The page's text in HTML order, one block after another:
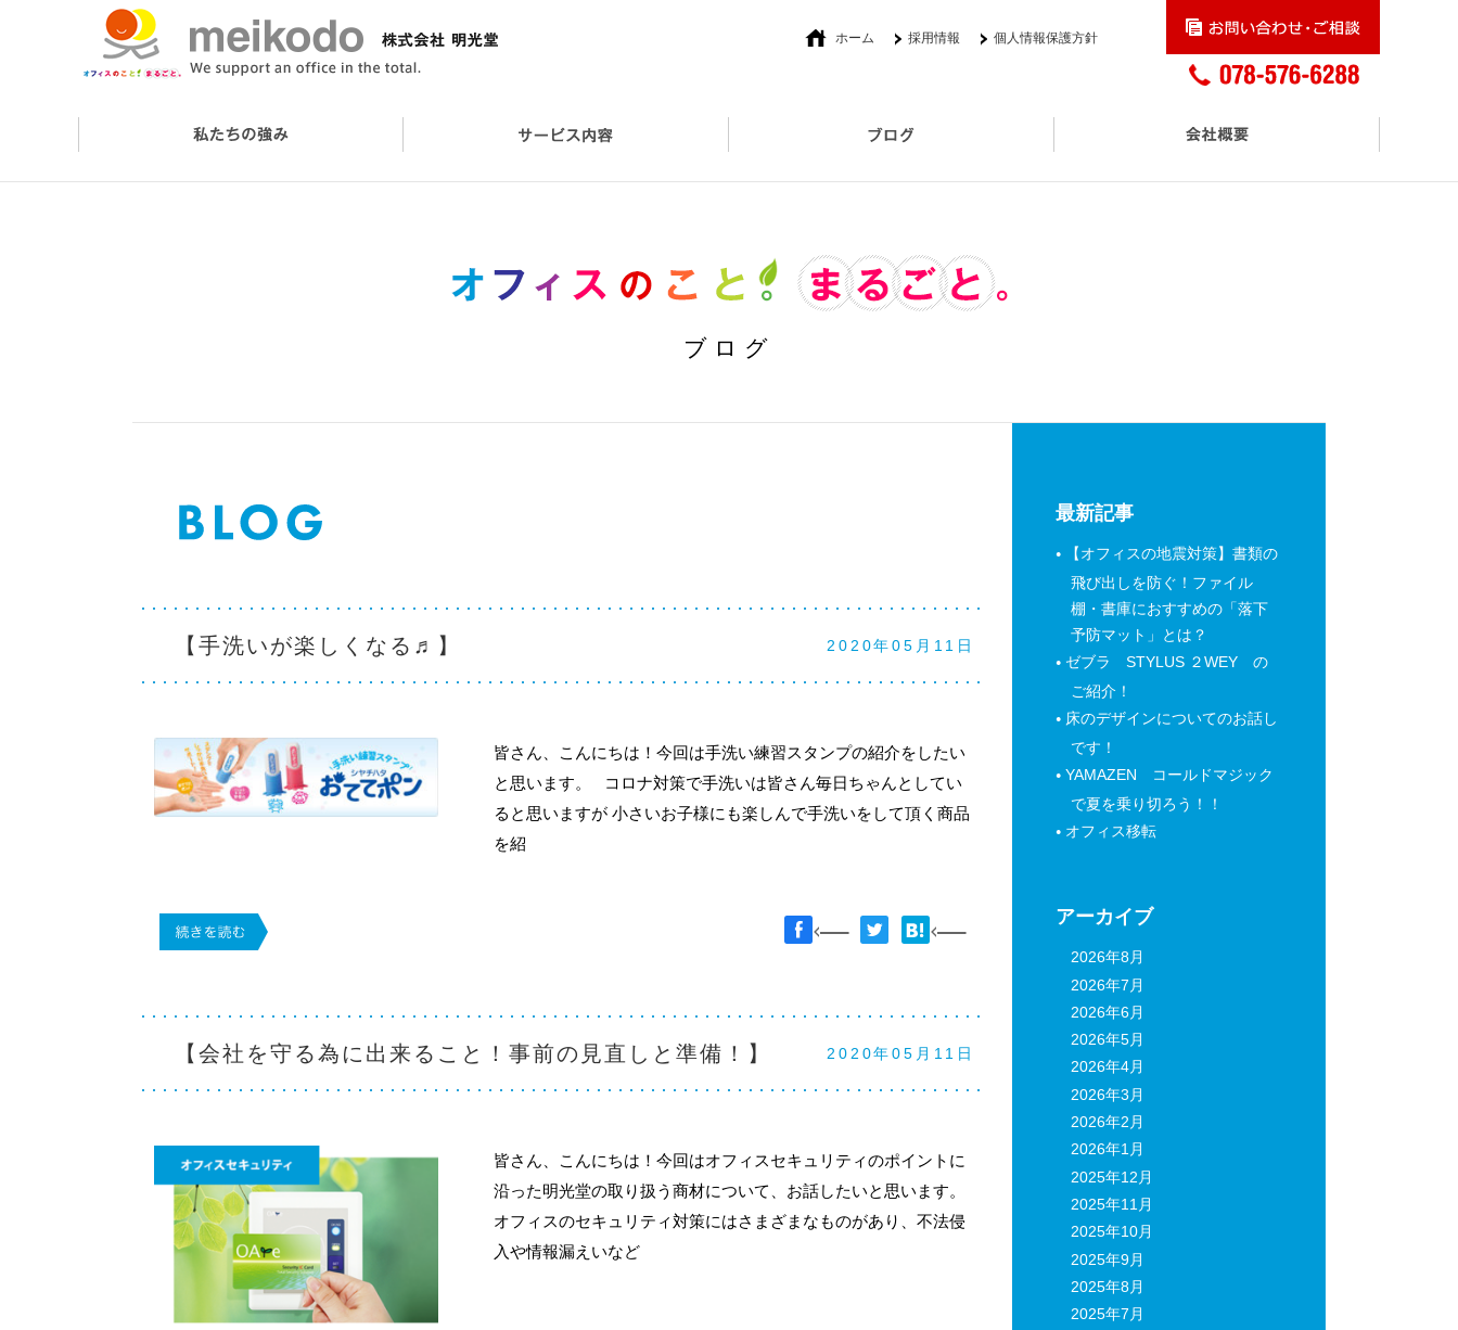
ホーム 採用情報 個人情報保護方針
ブログ
【手洗いが楽しくなる♬】 2020年05月11日
皆さん、こんにちは！今回は手洗い練習スタンプの紹介をしたい
と思います。 コロナ対策で手洗いは皆さん毎日ちゃんとしてい
ると思いますが 小さいお子様にも楽しんで手洗いをして頂く商品
を紹
【会社を守る為に出来ること！事前の見直しと準備！】 2020年05月11日
皆さん、こんにちは！今回はオフィスセキュリティのポイントに
沿った明光堂の取り扱う商材について、お話したいと思います。
オフィスのセキュリティ対策にはさまざまなものがあり、不法侵
入や情報漏えいなど
最新記事
【オフィスの地震対策】書類の
飛び出しを防ぐ！ファイル
棚・書庫におすすめの「落下
予防マット」とは？
ゼブラ STYLUS ２WEY の
ご紹介！
床のデザインについてのお話し
です！
YAMAZEN コールドマジック
で夏を乗り切ろう！！
オフィス移転
アーカイブ
2026年8月
2026年7月
2026年6月
2026年5月
2026年4月
2026年3月
2026年2月
2026年1月
2025年12月
2025年11月
2025年10月
2025年9月
2025年8月
2025年7月